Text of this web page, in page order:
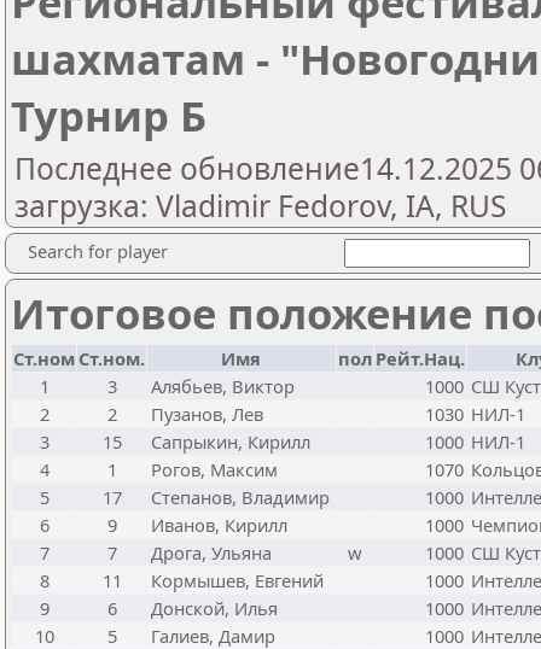
шахматам -
Турнир Б
Последнее обновление14.12.2025
загрузка: Vladimir Fedorov, IA, RUS
Search for player
Итоговое положение
Ст.ном Ст.ном. Имя пол Рейт.Нац.
1
3 Алябьев, Виктор 1000 СШ
2
2 Пузанов, Лев 1030 НИЛ-1
3
15 Сапрыкин, Кирилл 1000 НИЛ-1
4
1 Рогов, Максим 1070
5
17 Степанов, Владимир 1000
6
9 Иванов, Кирилл 1000
7
7 Дрога, Ульяна w 1000 СШ
8
11 Кормышев, Евгений 1000
9
6 Донской, Илья 1000
10
5 Галиев, Дамир 1000